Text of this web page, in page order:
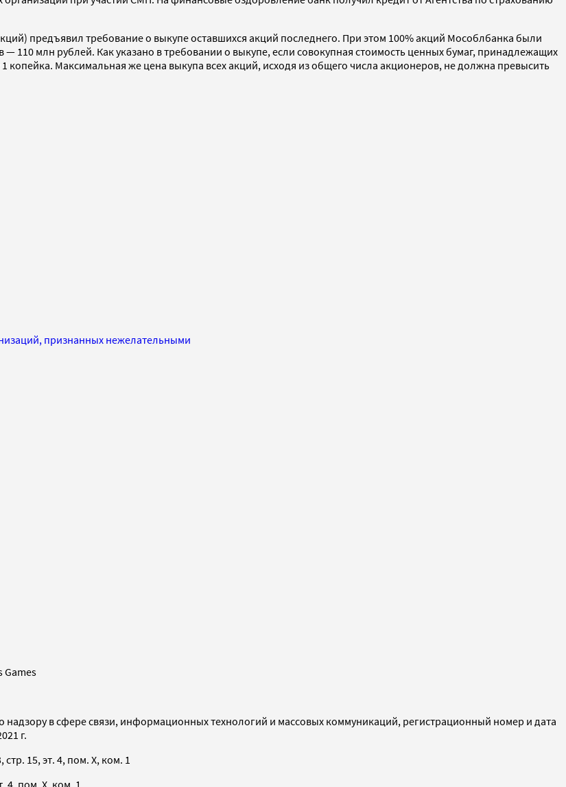
предъявил требование о выкупе оставшихся акций последнего. При этом 100% акций Мособлбанка были
млн рублей. Как указано в требовании о выкупе, если совокупная стоимость ценных бумаг, принадлежащих
копейка. Максимальная же цена выкупа всех акций, исходя из общего числа акционеров, не должна превысить
признанных нежелательными
Games
надзору в сфере связи, информационных технологий и массовых коммуникаций, регистрационный номер и дата
г.
15, эт. 4, пом. X, ком. 1
4, пом. X, ком. 1